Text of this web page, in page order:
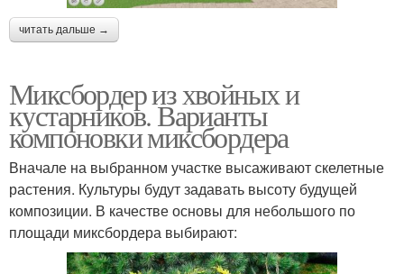
читать дальше →
Миксбордер из хвойных и
кустарников. Варианты
компоновки миксбордера
Вначале на выбранном участке высаживают скелетные
растения. Культуры будут задавать высоту будущей
композиции. В качестве основы для небольшого по
площади миксбордера выбирают: